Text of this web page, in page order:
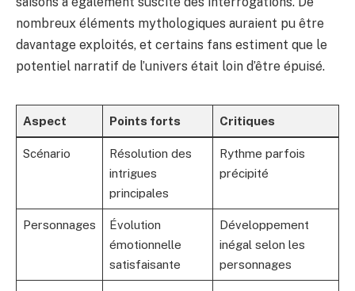
nombreux éléments mythologiques auraient pu être
davantage exploités, et certains fans estiment que le
potentiel narratif de l’univers était loin d’être épuisé.
Aspect Points forts Critiques
Scénario
Résolution des
intrigues
principales
Rythme parfois
précipité
Personnages
Évolution
émotionnelle
satisfaisante
Développement
inégal selon les
personnages